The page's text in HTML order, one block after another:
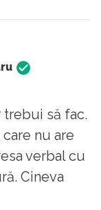
trebui să fac.
nu are
verbal cu
Cineva
dezbatere